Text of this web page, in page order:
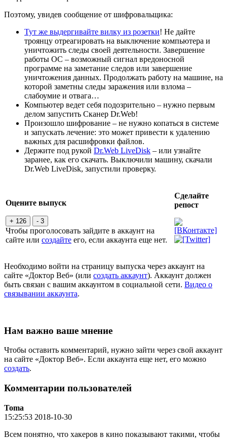
Поэтому, увидев сообщение от шифровальщика:
Тут же выдергивайте вилку из розетки! Не дайте
троянцу отреагировать на выключение компьютера и
уничтожить следы своей деятельности. Завершение
работы ОС – возможный сигнал вредоносной
программе на заметание следов или завершение
уничтожения данных. Продолжать работу на машине, на
которой заметны следы заражения или взлома –
слабоумие и отвага…
Компьютер ведет себя подозрительно – нужно первым
делом запустить Сканер Dr.Web!
Произошло шифрование – не нужно копаться в системе
и запускать лечение: это может привести к удалению
важных для расшифровки файлов.
Держите под рукой Dr.Web LiveDisk – или узнайте
заранее, как его скачать. Выключили машину, скачали
Dr.Web LiveDisk, запустили проверку.
Оцените выпуск
+ 126 - 3
Чтобы проголосовать зайдите в аккаунт на
сайте или создайте его, если аккаунта еще нет.
Сделайте
репост
Необходимо войти на страницу выпуска через аккаунт на
сайте «Доктор Веб» (или создать аккаунт). Аккаунт должен
быть связан с вашим аккаунтом в социальной сети. Видео о
связывании аккаунта.
Нам важно ваше мнение
Чтобы оставить комментарий, нужно зайти через свой аккаунт
на сайте «Доктор Веб». Если аккаунта еще нет, его можно
создать.
Комментарии пользователей
Toma
15:25:53 2018-10-30
Всем понятно, что хакеров в кино показывают такими, чтобы